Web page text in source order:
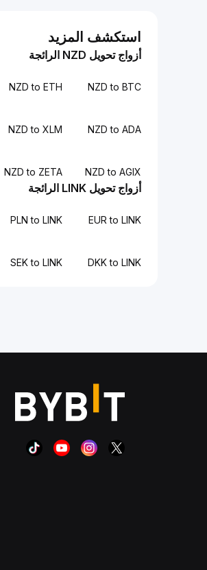
استكشف المزيد
أزواج تحويل NZD الرائجة
NZD to BTC
NZD to ETH
NZD to ADA
NZD to XLM
NZD to AGIX
NZD to ZETA
أزواج تحويل LINK الرائجة
EUR to LINK
PLN to LINK
DKK to LINK
SEK to LINK